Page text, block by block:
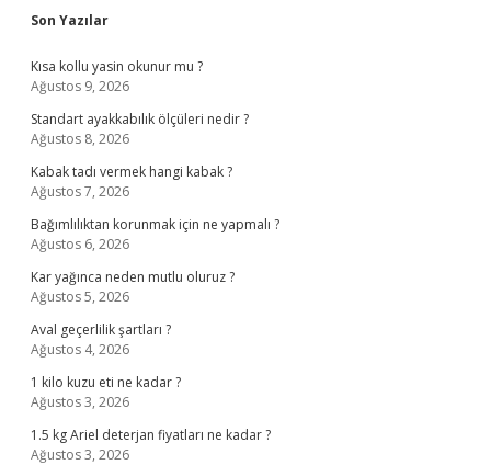
Sidebar
Son Yazılar
Kısa kollu yasin okunur mu ?
Ağustos 9, 2026
Standart ayakkabılık ölçüleri nedir ?
Ağustos 8, 2026
Kabak tadı vermek hangi kabak ?
Ağustos 7, 2026
Bağımlılıktan korunmak için ne yapmalı ?
Ağustos 6, 2026
Kar yağınca neden mutlu oluruz ?
Ağustos 5, 2026
Aval geçerlilik şartları ?
Ağustos 4, 2026
1 kilo kuzu eti ne kadar ?
Ağustos 3, 2026
1.5 kg Ariel deterjan fiyatları ne kadar ?
Ağustos 3, 2026